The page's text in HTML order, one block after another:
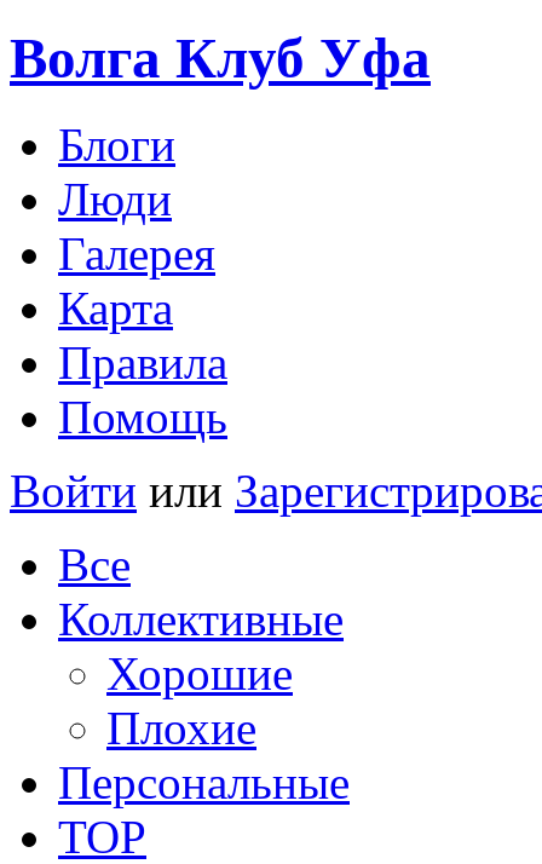
Волга Клуб Уфа
Блоги
Люди
Галерея
Карта
Правила
Помощь
Войти или
Все
Коллективные
Хорошие
Плохие
Персональные
TOP